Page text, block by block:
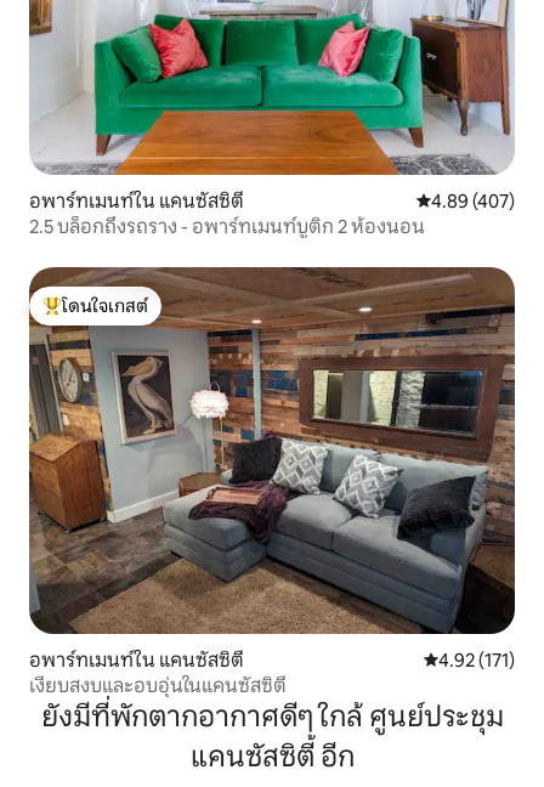
อพาร์ทเมนท์ใน แคนซัสซิตี คะแนนเฉลี่ย
4.89 (407)
2.5 บล็อกถึงรถราง - อพาร์ทเมนท์บูติก 2 ห้องนอน
โดนใจเกสต์ที่สุด
โดนใจเกสต์
อพาร์ทเมนท์ใน แคนซัสซิตี คะแนนเฉลี่ย
4.92 (171)
เงียบสงบและอบอุ่นในแคนซัสซิตี
ยังมีที่พักตากอากาศดีๆ ใกล้ ศูนย์ประชุม
แคนซัสซิตี้ อีก